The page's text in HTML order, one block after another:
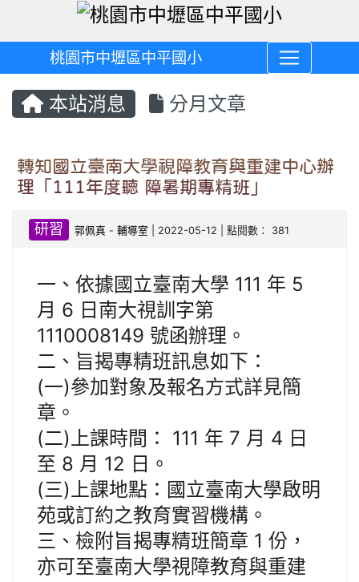
桃園市中壢區中平國小
本站消息 分月文章
轉知國立臺南大學視障教育與重建中心辦
理「111年度聽 障暑期專精班」
研習 郭佩真 -輔導室 | 2022-05-12 | 點閱數： 381
一、依據國立臺南大學 111 年 5
月 6 日南大視訓字第
1110008149 號函辦理。
二、旨揭專精班訊息如下：
(一)參加對象及報名方式詳見簡
章。
(二)上課時間： 111 年 7 月 4 日
至 8 月 12 日。
(三)上課地點：國立臺南大學啟明
苑或訂約之教育實習機構。
三、檢附旨揭專精班簡章 1 份，
亦可至臺南大學視障教育與重建